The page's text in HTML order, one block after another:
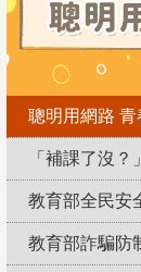
聰明用網路 青
「補課了沒
教育部全民安
教育部詐騙防